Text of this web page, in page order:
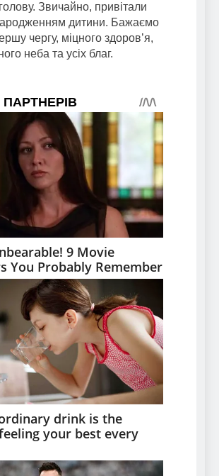
Звичайно, привітали
дитини. Бажаємо
чергу, міцного здоров’я,
неба та усіх благ.